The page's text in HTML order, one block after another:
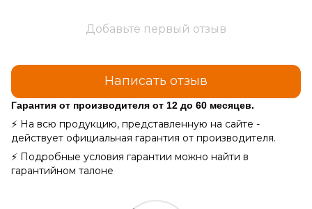
Добавьте первый отзыв
Написать отзыв
Гарантия от производителя от 12 до 60 месяцев.
⚡ На всю продукцию, представленную на сайте -
действует официальная гарантия от производителя.
⚡ Подробные условия гарантии можно найти в
гарантийном талоне